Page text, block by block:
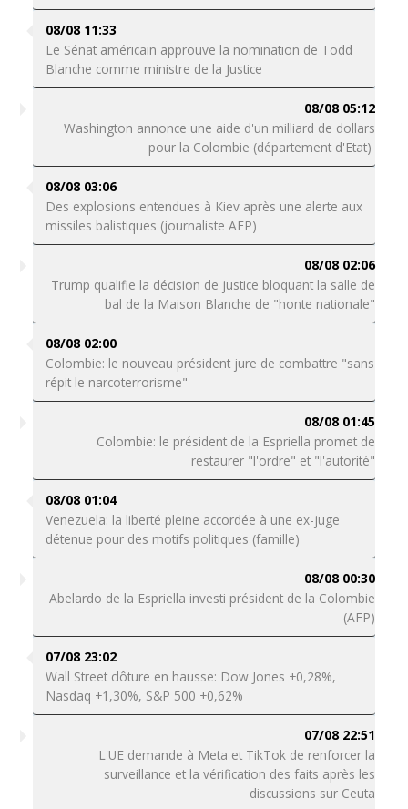
08/08 11:33
Le Sénat américain approuve la nomination de Todd
Blanche comme ministre de la Justice
08/08 05:12
Washington annonce une aide d'un milliard de dollars
pour la Colombie (département d'Etat)
08/08 03:06
Des explosions entendues à Kiev après une alerte aux
missiles balistiques (journaliste AFP)
08/08 02:06
Trump qualifie la décision de justice bloquant la salle de
bal de la Maison Blanche de "honte nationale"
08/08 02:00
Colombie: le nouveau président jure de combattre "sans
répit le narcoterrorisme"
08/08 01:45
Colombie: le président de la Espriella promet de
restaurer "l'ordre" et "l'autorité"
08/08 01:04
Venezuela: la liberté pleine accordée à une ex-juge
détenue pour des motifs politiques (famille)
08/08 00:30
Abelardo de la Espriella investi président de la Colombie
(AFP)
07/08 23:02
Wall Street clôture en hausse: Dow Jones +0,28%,
Nasdaq +1,30%, S&P 500 +0,62%
07/08 22:51
L'UE demande à Meta et TikTok de renforcer la
surveillance et la vérification des faits après les
discussions sur Ceuta